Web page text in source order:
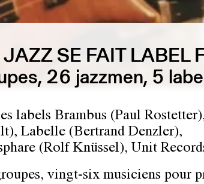
JAZZ SE FAIT LABEL
26 jazzmen, 5
labels Brambus (Paul
Labelle (Bertrand Denzler),
(Rolf Knüssel), Unit
vingt-six musiciens pour